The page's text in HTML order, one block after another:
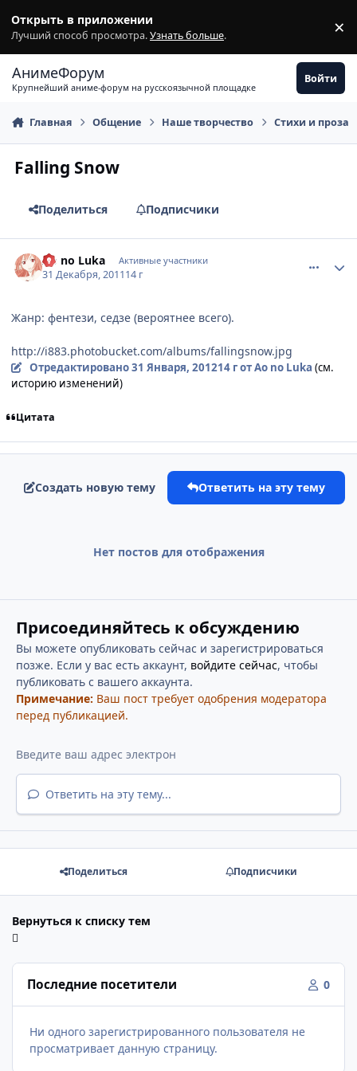
Открыть в приложении
Лучший способ просмотра.Узнать больше. ×
АнимеФорум
Крупнейший аниме-форум на русскоязычной площадке
Войти
Главная Общение Наше творчество Стихи и проза
Falling Snow
Поделиться Подписчики
Ao no Luka Активные участники
31 Декабря, 201114 г
Жанр: фентези, седзе (вероятнее всего).
http://i883.photobucket.com/albums/fallingsnow.jpg
Отредактировано31 Января, 201214 гот Ao no Luka (см.
историю изменений)
Цитата
Создать новую тему Ответить на эту тему
Нет постов для отображения
Присоединяйтесь к обсуждению
Вы можете опубликовать сейчас и зарегистрироваться
позже. Если у вас есть аккаунт, войдите сейчас, чтобы
публиковать с вашего аккаунта.
Примечание: Ваш пост требует одобрения модератора
перед публикацией.
Ответить на эту тему...
Поделиться Подписчики
Вернуться к списку тем
Последние посетители 0
Ни одного зарегистрированного пользователя не
просматривает данную страницу.